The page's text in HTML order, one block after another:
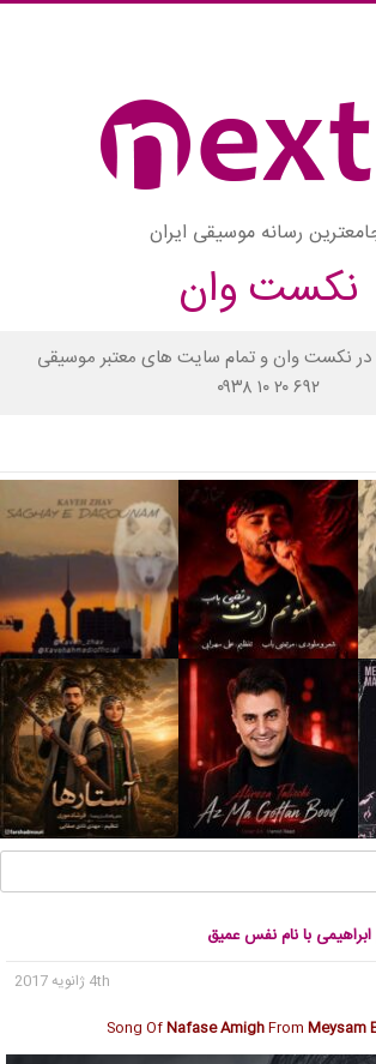
رسانه موسیقی ایران
نکست وان
نکست وان و تمام سایت های معتبر موسیقی
۰۹۳۸ ۱۰ ۲۰ ۶۹۲
با نام نفس عمیق
4th ژانویه 2017
Song OfNafase AmighFrom Meysam